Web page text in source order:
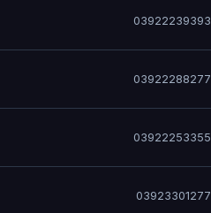
03922239393
03922288277
03922253355
03923301277